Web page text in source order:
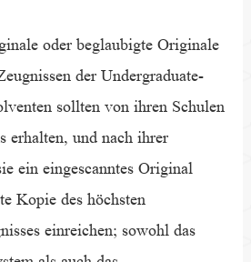
oder beglaubigte Originale
der Undergraduate-
sollten von ihren Schulen
erhalten, und nach ihrer
ein eingescanntes Original
Kopie des höchsten
einreichen; sowohl das